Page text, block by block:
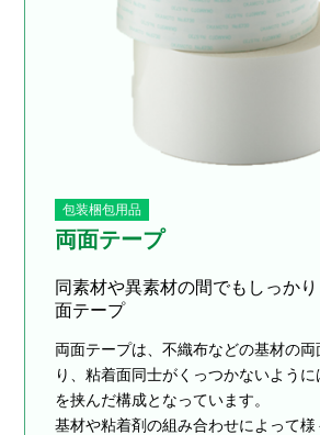
包装梱包用品
両面テープ
同素材や異素材の間でもしっか
面テープ
両面テープは、不織布などの基材の
り、粘着面同士がくっつかないよう
を挟んだ構成となっています。
基材や粘着剤の組み合わせによって